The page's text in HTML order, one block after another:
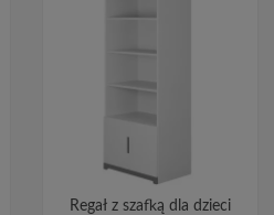
Regał z szafką dla dzieci